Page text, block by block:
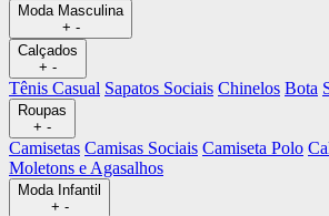
Moda Masculina
+ -
Calçados
+ -
Tênis Casual Sapatos Sociais Chinelos Bota
Roupas
+ -
Camisetas Camisas Sociais Camiseta Polo
Moletons e Agasalhos
Moda Infantil
+ -